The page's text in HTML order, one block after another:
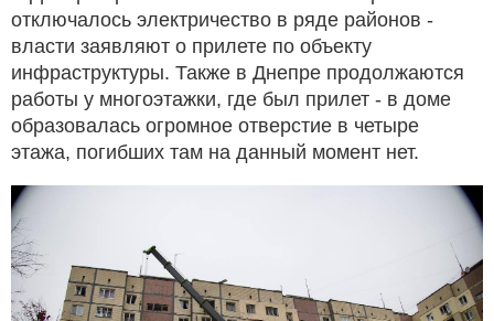
отключалось электричество в ряде районов -
власти заявляют о прилете по объекту
инфраструктуры. Также в Днепре продолжаются
работы у многоэтажки, где был прилет - в доме
образовалась огромное отверстие в четыре
этажа, погибших там на данный момент нет.